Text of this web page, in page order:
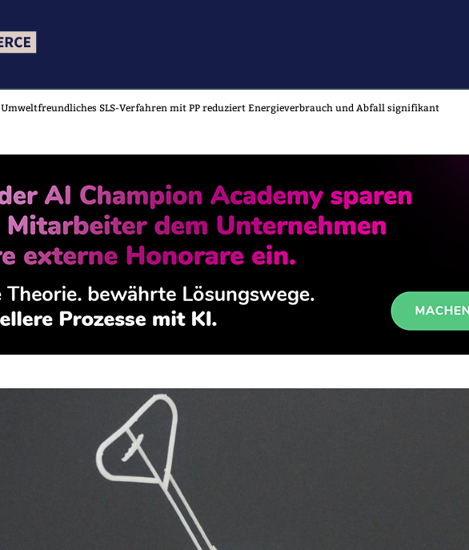
Umweltfreundliches SLS-Verfahren mit PP reduziert Energieverbrauch und Abfall signifikant